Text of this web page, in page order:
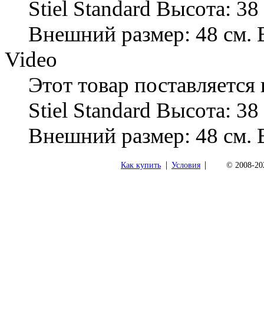
Stiel Standard Высота:
Внешний размер: 48 см.
Video
Этот товар
Stiel Standard Высота:
Внешний размер: 48 см.
Как купить | Условия | © 2008-